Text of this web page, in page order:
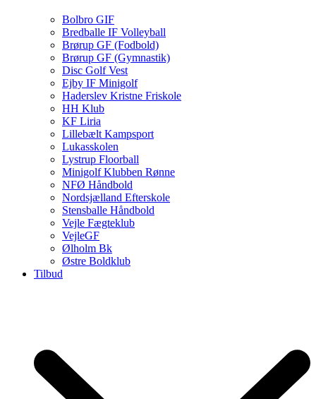
Bolbro GIF
Bredballe IF Volleyball
Brørup GF (Fodbold)
Brørup GF (Gymnastik)
Disc Golf Vest
Ejby IF Minigolf
Haderslev Kristne Friskole
HH Klub
KF Liria
Lillebælt Kampsport
Lukasskolen
Lystrup Floorball
Minigolf Klubben Rønne
NFØ Håndbold
Nordsjælland Efterskole
Stensballe Håndbold
Vejle Fægteklub
VejleGF
Ølholm Bk
Østre Boldklub
Tilbud